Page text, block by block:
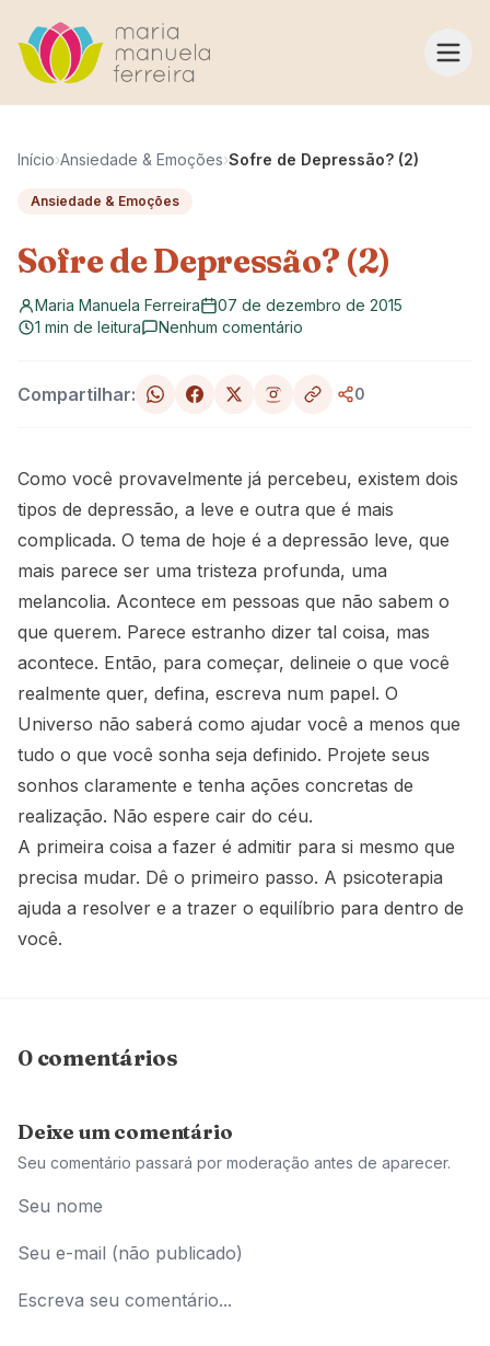
Início›Ansiedade & Emoções›Sofre de Depressão? (2)
Ansiedade & Emoções
Sofre de Depressão? (2)
Maria Manuela Ferreira
07 de dezembro de 2015
1 min de leitura
Nenhum comentário
Compartilhar: 0
Como você provavelmente já percebeu, existem dois
tipos de depressão, a leve e outra que é mais
complicada. O tema de hoje é a depressão leve, que
mais parece ser uma tristeza profunda, uma
melancolia. Acontece em pessoas que não sabem o
que querem. Parece estranho dizer tal coisa, mas
acontece. Então, para começar, delineie o que você
realmente quer, defina, escreva num papel. O
Universo não saberá como ajudar você a menos que
tudo o que você sonha seja definido. Projete seus
sonhos claramente e tenha ações concretas de
realização. Não espere cair do céu.
A primeira coisa a fazer é admitir para si mesmo que
precisa mudar. Dê o primeiro passo. A psicoterapia
ajuda a resolver e a trazer o equilíbrio para dentro de
você.
0 comentários
Deixe um comentário
Seu comentário passará por moderação antes de aparecer.